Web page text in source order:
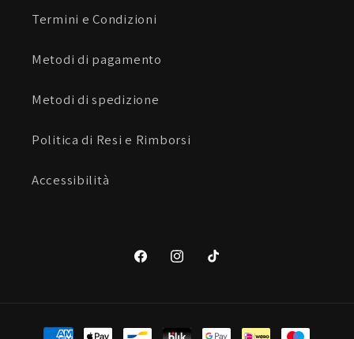
Termini e Condizioni
Metodi di pagamento
Metodi di spedizione
Politica di Resi e Rimborsi
Accessibilità
FacebookInstagramTikTok
Metodi